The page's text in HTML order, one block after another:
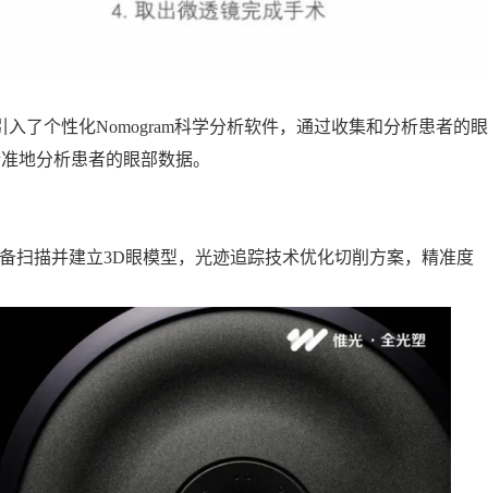
了个性化Nomogram科学分析软件，通过收集和分析患者的眼
地分析患者的眼部数据。
扫描并建立3D眼模型，光迹追踪技术优化切削方案，精准度